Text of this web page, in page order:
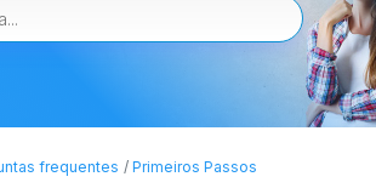
frequentes
Primeiros Passos